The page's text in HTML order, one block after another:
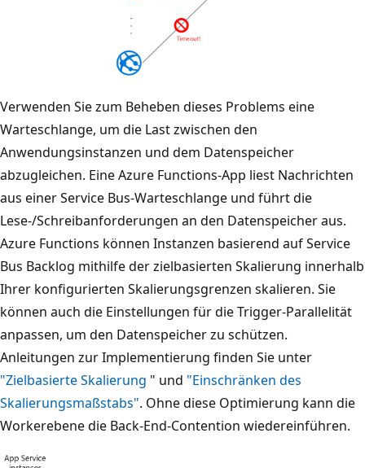
e
n
e
i
n
z
e
l
n
e
P
f
e
i
l
e
I
m
D
i
a
g
r
a
m
m
z
e
i
g
e
Verwenden Sie zum Beheben dieses Problems eine
Warteschlange, um die Last zwischen den
Anwendungsinstanzen und dem Datenspeicher
abzugleichen. Eine Azure Functions-App liest Nachrichten
aus einer Service Bus-Warteschlange und führt die
Lese-/Schreibanforderungen an den Datenspeicher aus.
Azure Functions können Instanzen basierend auf Service
Bus Backlog mithilfe der zielbasierten Skalierung innerhalb
Ihrer konfigurierten Skalierungsgrenzen skalieren. Sie
können auch die Einstellungen für die Trigger-Parallelität
anpassen, um den Datenspeicher zu schützen.
Anleitungen zur Implementierung finden Sie unter
"Zielbasierte Skalierung " und "Einschränken des
Skalierungsmaßstabs". Ohne diese Optimierung kann die
Workerebene die Back-End-Contention wiedereinführen.